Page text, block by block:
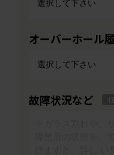
オーバーホール
故障状況など